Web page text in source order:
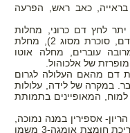
כאב ראש, הפרעה
לחץ דם כרוני, מחלות
הסינדרום המטבולי, (השמנה, יתר לחץ דם, סוכרת מסוג 2), מחלת
עוברים, מחלה אוטו
של אלכוהול.
דם מהאם העלולה לגרום
במקרה של לידה, עלולות
למוח, המאופיינים בתמותת
אספירין במנה נמוכה,
סידן בכמות גדולה (מעל 1 גרם ליום), וצריכת חומצת אומגה-3 משמן